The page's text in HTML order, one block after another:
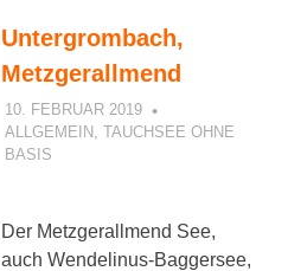
Untergrombach,
Metzgerallmend
10. FEBRUAR 2019
ALLGEMEIN , TAUCHSEE OHNE
BASIS
Der Metzgerallmend See,
auch Wendelinus-Baggersee,